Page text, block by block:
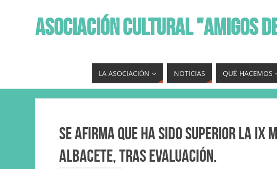
ASOCIACIÓN CULTURAL "AMIGOS
LA ASOCIACIÓN NOTICIAS QUÉ HACEMOS
Se afirma que ha sido superior la IX
Albacete, tras evaluación.